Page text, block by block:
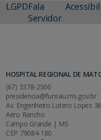
LGPDFala
Servidor
HOSPITAL REGIONAL DE
(67) 3378-2500
presidencia@funsau.ms.gov.br
Av. Engenheiro Lutero Lopes 36
Aero Rancho
Campo Grande | MS
CEP 79084-180